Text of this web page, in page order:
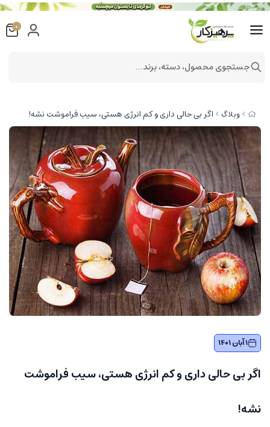
وبلاگ اگر بی حالی داری و کم انرژی هستی، سیب فراموشت نشه!
1 آبان 1401
اگر بی حالی داری و کم انرژی هستی، سیب فراموشت
نشه!
0
جستجوی محصول، دسته، برند...